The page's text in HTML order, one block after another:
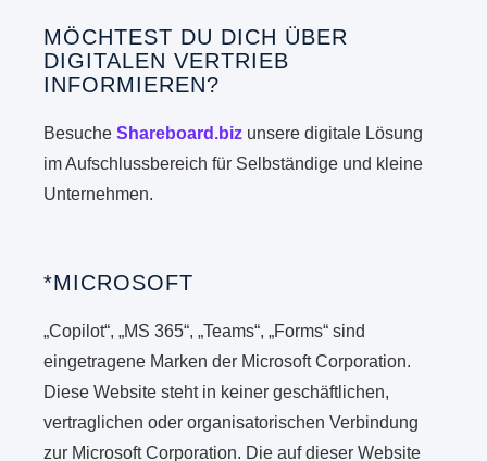
MÖCHTEST DU DICH ÜBER
DIGITALEN VERTRIEB
INFORMIEREN?
BesucheShareboard.biz unsere digitale Lösung
im Aufschlussbereich für Selbständige und kleine
Unternehmen.
*MICROSOFT
„Copilot“, „MS 365“, „Teams“, „Forms“ sind
eingetragene Marken der Microsoft Corporation.
Diese Website steht in keiner geschäftlichen,
vertraglichen oder organisatorischen Verbindung
zur Microsoft Corporation. Die auf dieser Website